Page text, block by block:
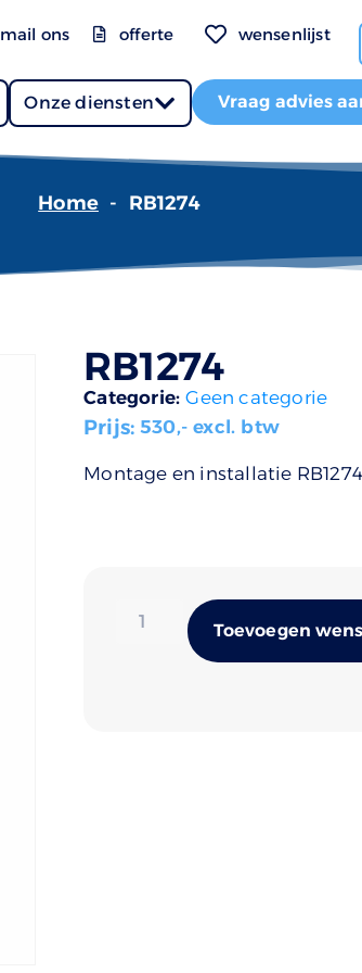
mail ons offerte wensenlijst
Onze diensten Vraag advies
Home - RB1274
RB1274
Categorie:Geen categorie
Prijs:530,- excl. btw
Montage en installatie RB1274
Toevoegen